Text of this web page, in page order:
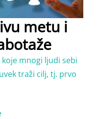
metu i
mnogi ljudi sebi
traži cilj, tj. prvo